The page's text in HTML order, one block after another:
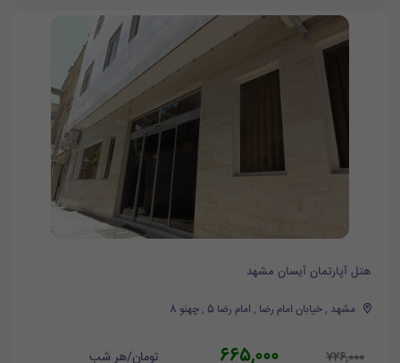
هتل آپارتمان آیسان مشهد
مشهد , خیابان امام رضا , امام رضا 5 , چهنو 8
726,000
665,000 تومان/هر شب